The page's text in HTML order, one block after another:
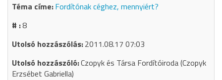
Fordítónak céghez, mennyiért?
8
2011.08.17 07:03
Czopyk és Társa Fordítóiroda (Czopyk
Erzsébet Gabriella)